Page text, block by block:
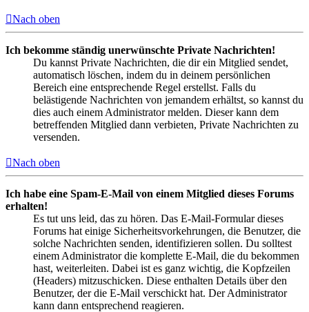
Nach oben
Ich bekomme ständig unerwünschte Private Nachrichten!
Du kannst Private Nachrichten, die dir ein Mitglied sendet,
automatisch löschen, indem du in deinem persönlichen
Bereich eine entsprechende Regel erstellst. Falls du
belästigende Nachrichten von jemandem erhältst, so kannst du
dies auch einem Administrator melden. Dieser kann dem
betreffenden Mitglied dann verbieten, Private Nachrichten zu
versenden.
Nach oben
Ich habe eine Spam-E-Mail von einem Mitglied dieses Forums
erhalten!
Es tut uns leid, das zu hören. Das E-Mail-Formular dieses
Forums hat einige Sicherheitsvorkehrungen, die Benutzer, die
solche Nachrichten senden, identifizieren sollen. Du solltest
einem Administrator die komplette E-Mail, die du bekommen
hast, weiterleiten. Dabei ist es ganz wichtig, die Kopfzeilen
(Headers) mitzuschicken. Diese enthalten Details über den
Benutzer, der die E-Mail verschickt hat. Der Administrator
kann dann entsprechend reagieren.